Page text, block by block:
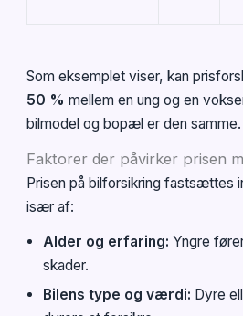
Som eksemplet viser, kan
50 % mellem en ung og en
bilmodel og bopæl er den samme.
Faktorer der påvirker prisen
Prisen på bilforsikring fastsættes
især af:
Alder og erfaring: Yngre
skader.
Bilens type og værdi: Dyre